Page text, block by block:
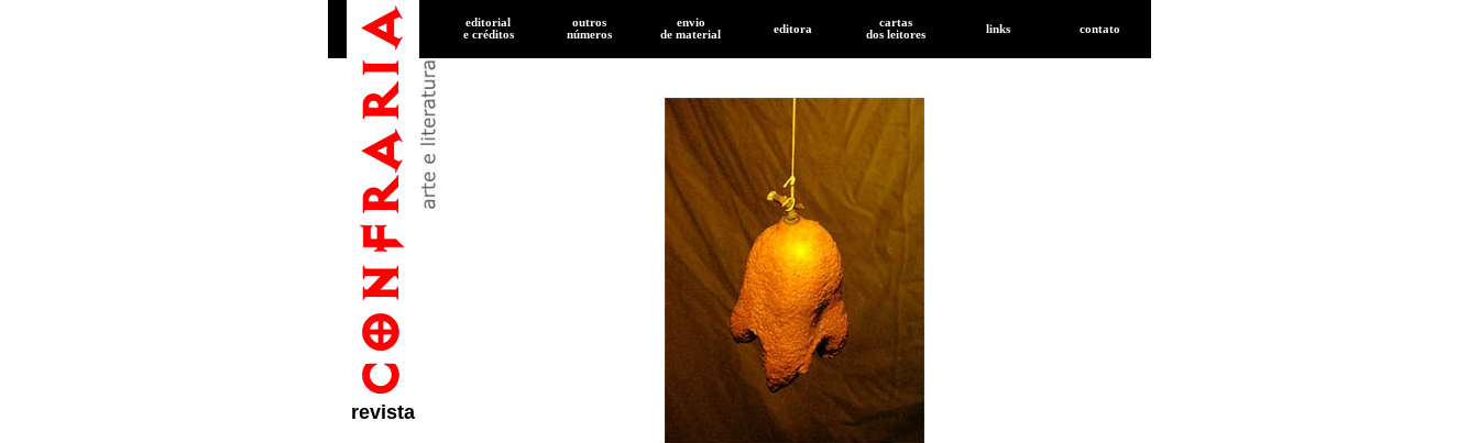
revista
editorial
e créditos
outros
números
envio
de material editora
cartas
dos leitores
links contato